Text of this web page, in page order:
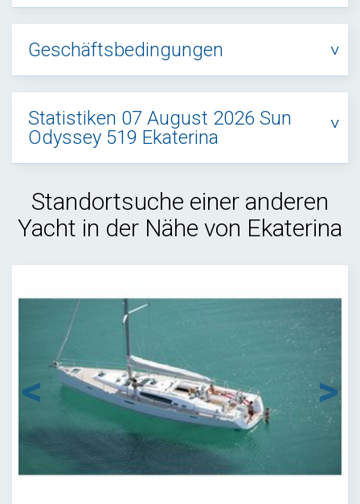
Geschäftsbedingungen
Statistiken 07 August 2026 Sun
Odyssey 519 Ekaterina
Standortsuche einer anderen
Yacht in der Nähe von Ekaterina